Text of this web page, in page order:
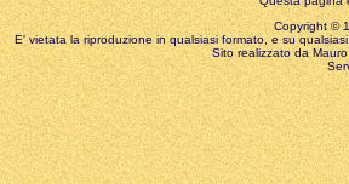
Copyright ©
E' vietata la riproduzione in qualsiasi formato, e su
Sito realizzato da